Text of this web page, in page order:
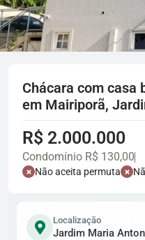
Chácara com casa
em Mairiporã,
R$ 2.000.000
Condomínio R$ 130,00
Não aceita permuta
Localização
Jardim Maria